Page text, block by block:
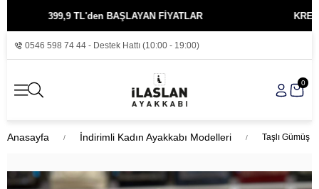
399,9 TL'den BAŞLAYAN FİYATLAR KREDİ
0546 598 74 44 - Destek Hattı (10:00 - 19:00)
0
Anasayfa İndirimli Kadın Ayakkabı Modelleri Taşlı Gümüş